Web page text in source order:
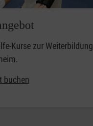
Kurse zur Weiterbildung
buchen